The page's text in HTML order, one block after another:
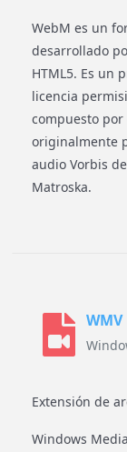
WebM es un
desarrollado
HTML5. Es un
licencia
compuesto por
originalmente
audio Vorbis
Matroska.
WMV
Extensión de
Windows